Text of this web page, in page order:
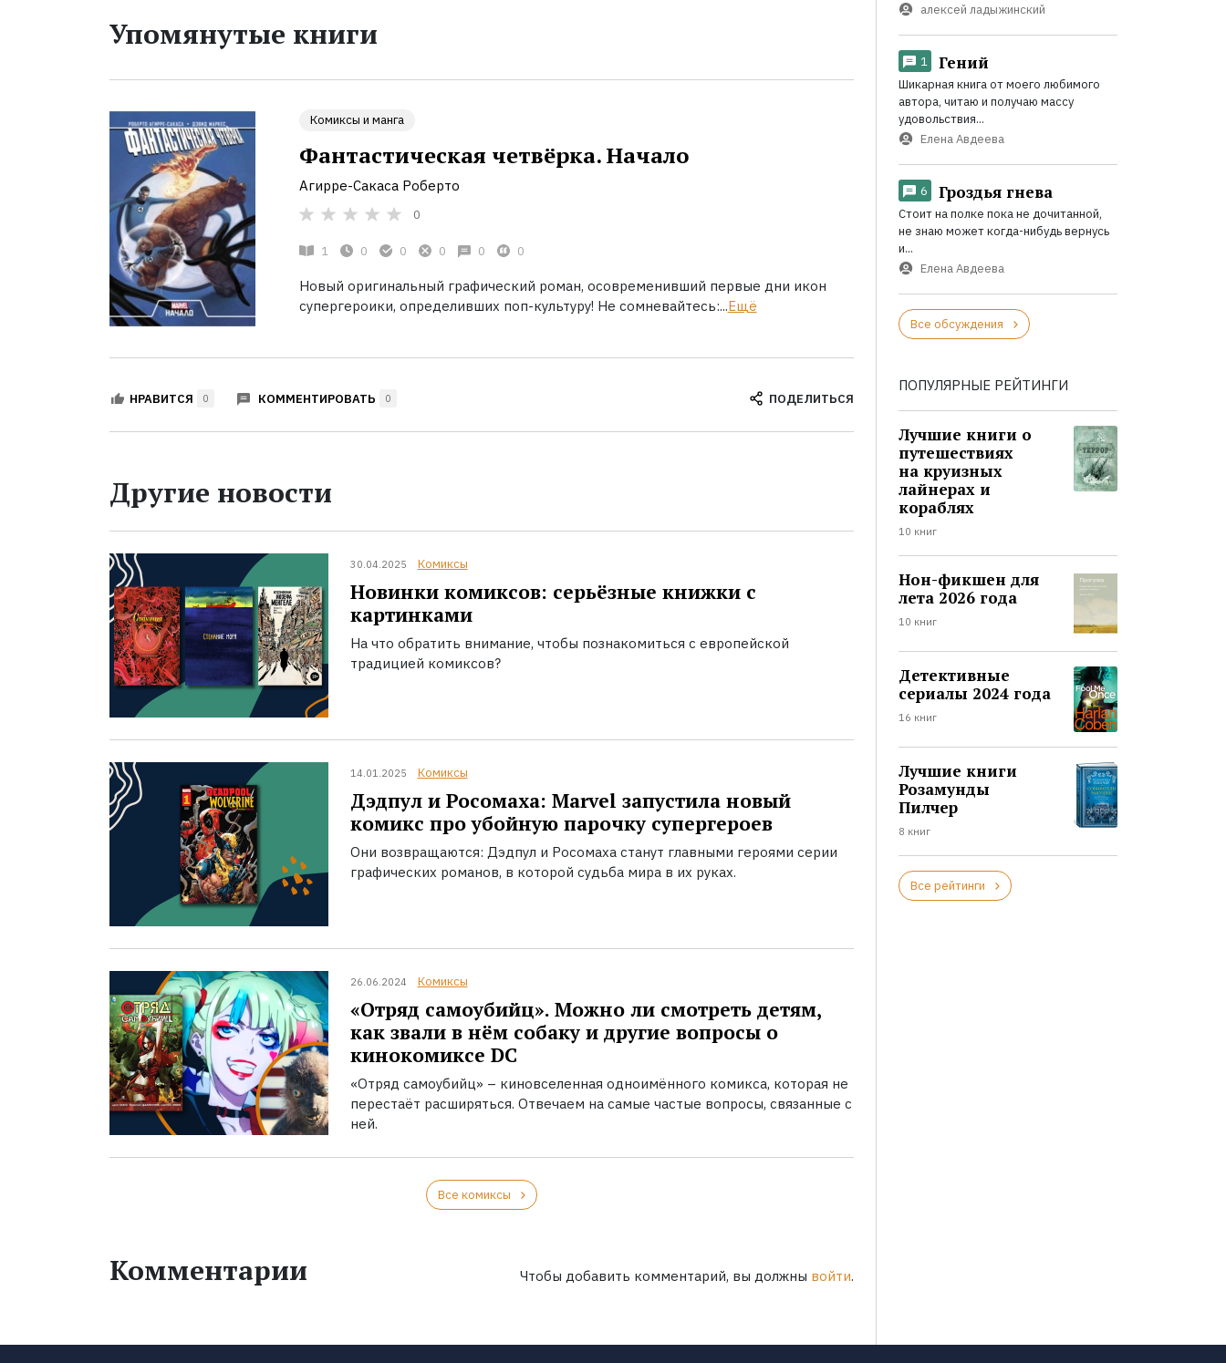
Упомянутые книги
Комиксы и манга
Фантастическая четвёрка. Начало
Агирре-Сакаса Роберто
0
1 0 0 0 0 0
Новый оригинальный графический роман, осовременивший первые дни икон
супергероики, определивших поп-культуру! Не сомневайтесь:...Ещё
НРАВИТСЯ 0 КОММЕНТИРОВАТЬ 0 ПОДЕЛИТЬСЯ
Другие новости
30.04.2025 Комиксы
Новинки комиксов: серьёзные книжки с
картинками
На что обратить внимание, чтобы познакомиться с европейской
традицией комиксов?
14.01.2025 Комиксы
Дэдпул и Росомаха: Marvel запустила новый
комикс про убойную парочку супергероев
Они возвращаются: Дэдпул и Росомаха станут главными героями серии
графических романов, в которой судьба мира в их руках.
26.06.2024 Комиксы
«Отряд самоубийц». Можно ли смотреть детям,
как звали в нём собаку и другие вопросы о
кинокомиксе DC
«Отряд самоубийц» – киновселенная одноимённого комикса, которая не
перестаёт расширяться. Отвечаем на самые частые вопросы, связанные с
ней.
Все комиксы
Комментарии Чтобы добавить комментарий, вы должны войти.
алексей ладыжинский
1 Гений
Шикарная книга от моего любимого
автора, читаю и получаю массу
удовольствия...
Елена Авдеева
6 Гроздья гнева
Стоит на полке пока не дочитанной,
не знаю может когда-нибудь вернусь
и...
Елена Авдеева
Все обсуждения
ПОПУЛЯРНЫЕ РЕЙТИНГИ
Лучшие книги о
путешествиях
на круизных
лайнерах и
кораблях
10 книг
Нон-фикшен для
лета 2026 года
10 книг
Детективные
сериалы 2024 года
16 книг
Лучшие книги
Розамунды
Пилчер
8 книг
Все рейтинги